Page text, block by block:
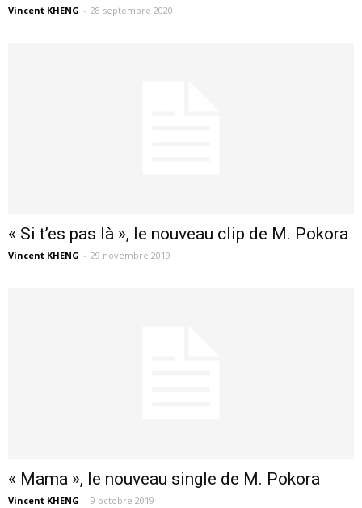
Vincent KHENG - 28 septembre 2020
« Si t’es pas là », le nouveau clip de M. Pokora
Vincent KHENG - 29 novembre 2019
« Mama », le nouveau single de M. Pokora
Vincent KHENG - 9 octobre 2019